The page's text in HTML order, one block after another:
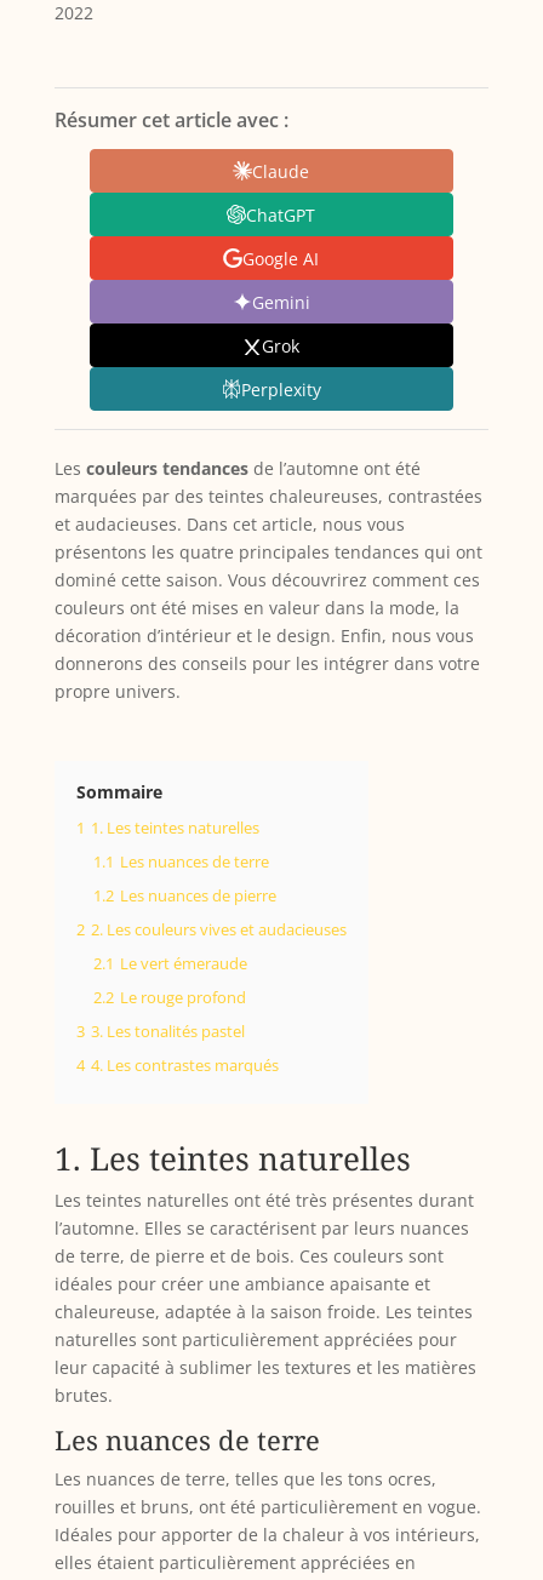
2022
Résumer cet article avec :
Claude
ChatGPT
Google AI
Gemini
Grok
Perplexity
Les couleurs tendancesde l’automne ont été
marquées par des teintes chaleureuses, contrastées
et audacieuses. Dans cet article, nous vous
présentons les quatre principales tendances qui ont
dominé cette saison. Vous découvrirez comment ces
couleurs ont été mises en valeur dans la mode, la
décoration d’intérieur et le design. Enfin, nous vous
donnerons des conseils pour les intégrer dans votre
propre univers.
Sommaire
1 1. Les teintes naturelles
1.1 Les nuances de terre
1.2 Les nuances de pierre
2 2. Les couleurs vives et audacieuses
2.1 Le vert émeraude
2.2 Le rouge profond
3 3. Les tonalités pastel
4 4. Les contrastes marqués
1. Les teintes naturelles
Les teintes naturelles ont été très présentes durant
l’automne. Elles se caractérisent par leurs nuances
de terre, de pierre et de bois. Ces couleurs sont
idéales pour créer une ambiance apaisante et
chaleureuse, adaptée à la saison froide. Les teintes
naturelles sont particulièrement appréciées pour
leur capacité à sublimer les textures et les matières
brutes.
Les nuances de terre
Les nuances de terre, telles que les tons ocres,
rouilles et bruns, ont été particulièrement en vogue.
Idéales pour apporter de la chaleur à vos intérieurs,
elles étaient particulièrement appréciées en